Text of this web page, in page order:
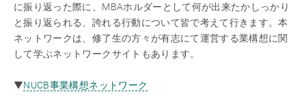
に振り返った際に、MBAホルダーとして何が出来たかしっかり
と振り返られる、誇れる行動について皆で考えて行きます。本
ネットワークは、修了生の方々が有志にて運営する業構想に関
して学ぶネットワークサイトもあります。
▼NUCB事業構想ネットワーク